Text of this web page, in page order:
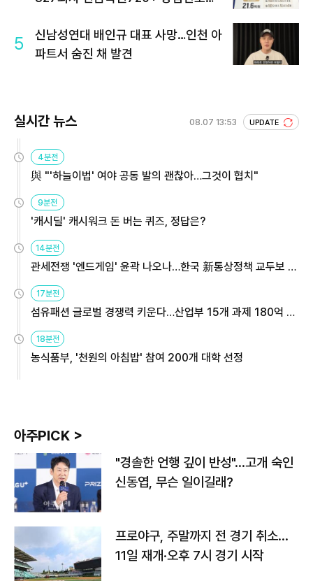
5
신남성연대 배인규 대표 사망…인천 아
파트서 숨진 채 발견
실시간 뉴스 08.07 13:53 UPDATE
4분전
與 "'하늘이법' 여야 공동 발의 괜찮아…그것이 협치"
9분전
'캐시딜' 캐시워크 돈 버는 퀴즈, 정답은?
14분전
관세전쟁 '엔드게임' 윤곽 나오나…한국 新통상정책 교두보 활
용해야
17분전
섬유패션 글로벌 경쟁력 키운다…산업부 15개 과제 180억 지
원
18분전
농식품부, '천원의 아침밥' 참여 200개 대학 선정
아주PICK >
"경솔한 언행 깊이 반성"…고개 숙인
신동엽, 무슨 일이길래?
프로야구, 주말까지 전 경기 취소…
11일 재개·오후 7시 경기 시작